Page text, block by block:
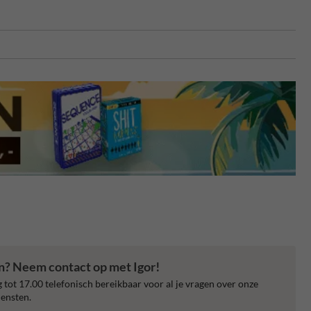
Neem contact op met Igor!
tot 17.00 telefonisch bereikbaar voor al je vragen over onze